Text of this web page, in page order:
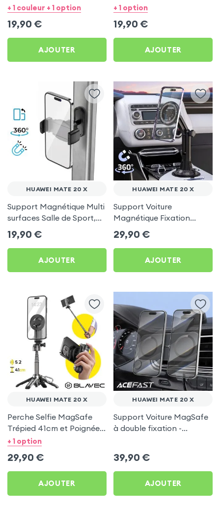
Blanc pour Huawei Mate
+ 1 couleur + 1 option
19,90 €
AJOUTER
Blanc pour Huawei Mate
+ 1 option
19,90 €
AJOUTER
HUAWEI MATE 20 X
Support Magnétique Multi
surfaces Salle de Sport,
frigo pour Huawei Mate
20 X
19,90 €
AJOUTER
HUAWEI MATE 20 X
Support Voiture
Magnétique Fixation
Porte-gobelet pour
Huawei Mate 20 X
29,90 €
AJOUTER
HUAWEI MATE 20 X
Perche Selfie MagSafe
Trépied 41cm et Poignée
Grip - Noir pour Huawei
+ 1 option
29,90 €
AJOUTER
HUAWEI MATE 20 X
Support Voiture MagSafe
à double fixation -
39,90 €
AJOUTER